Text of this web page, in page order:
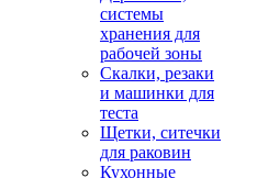
системы
хранения для
рабочей зоны
Скалки, резаки
и машинки для
теста
Щетки, ситечки
для раковин
Кухонные